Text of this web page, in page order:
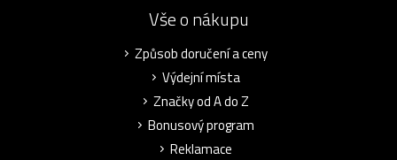
Vše o nákupu
Způsob doručení a ceny
Výdejní místa
Značky od A do Z
Bonusový program
Reklamace